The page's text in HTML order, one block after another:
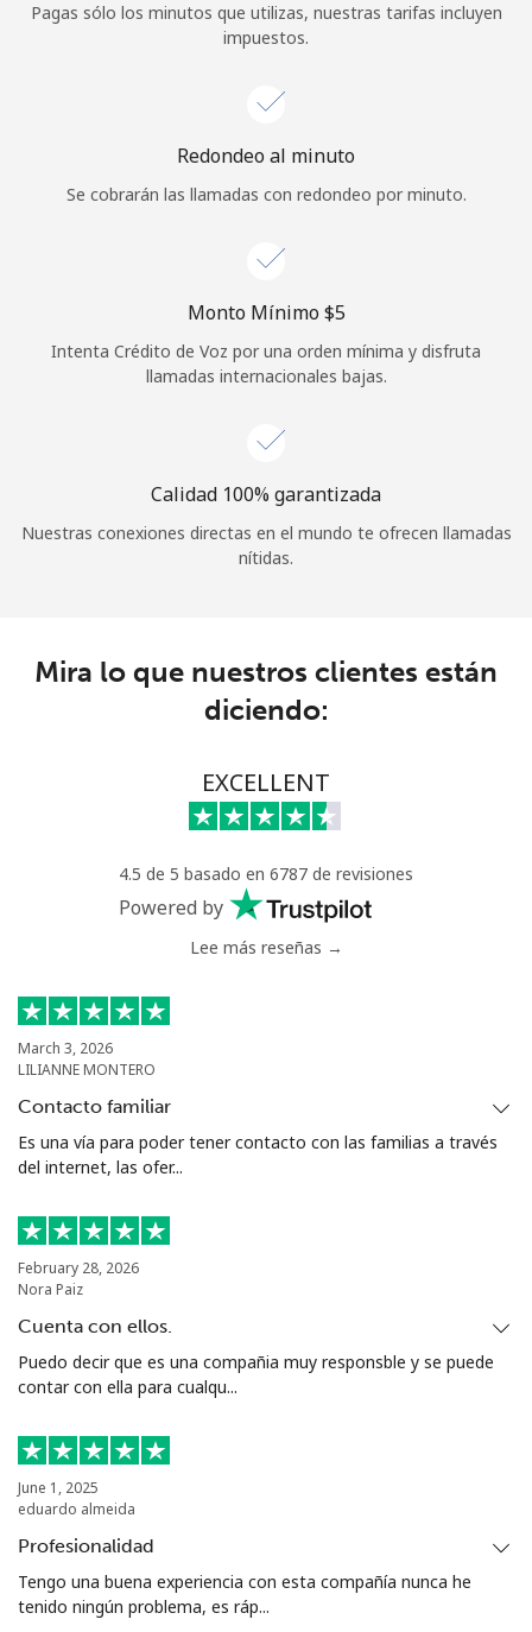
Continuar con
Pagas sólo los minutos que utilizas, nuestras tarifas incluyen
impuestos.
Redondeo al minuto
Se cobrarán las llamadas con redondeo por minuto.
Monto Mínimo ⁦$5⁩
Intenta Crédito de Voz por una orden mínima y disfruta
llamadas internacionales bajas.
Calidad 100% garantizada
Nuestras conexiones directas en el mundo te ofrecen llamadas
nítidas.
Mira lo que nuestros clientes están
diciendo:
EXCELLENT
4.5 de 5 basado en 6787 de revisiones
Powered by
Lee más reseñas →
March 3, 2026
LILIANNE MONTERO
Contacto familiar
Es una vía para poder tener contacto con las familias a través
del internet, las ofer...
February 28, 2026
Nora Paiz
Cuenta con ellos.
Puedo decir que es una compañia muy responsble y se puede
contar con ella para cualqu...
June 1, 2025
eduardo almeida
Profesionalidad
Tengo una buena experiencia con esta compañía nunca he
tenido ningún problema, es ráp...